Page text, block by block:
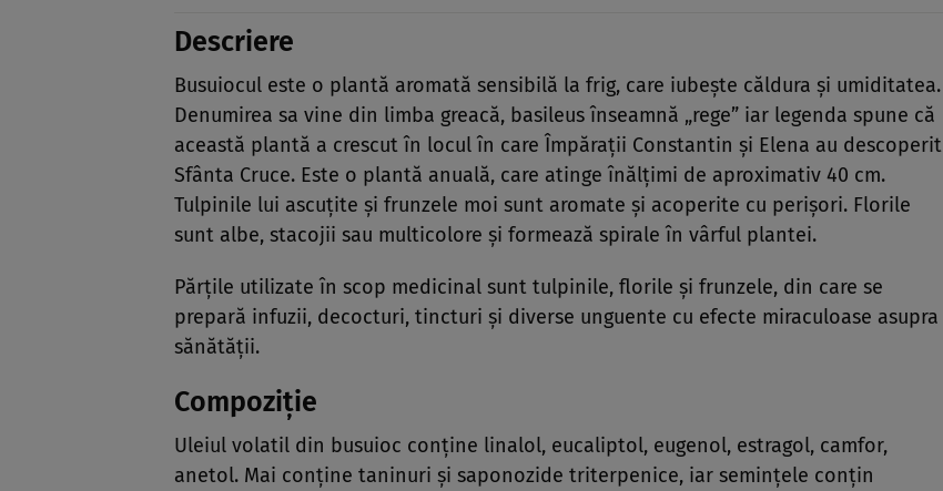
Descriere
Busuiocul este o plantă aromată sensibilă la frig, care iubeşte căldura şi umiditatea.
Denumirea sa vine din limba greacă, basileus înseamnă „rege” iar legenda spune că
această plantă a crescut în locul în care Împăraţii Constantin şi Elena au descoperit
Sfânta Cruce. Este o plantă anuală, care atinge înălţimi de aproximativ 40 cm.
Tulpinile lui ascuţite şi frunzele moi sunt aromate şi acoperite cu perişori. Florile
sunt albe, stacojii sau multicolore şi formează spirale în vârful plantei.
Părţile utilizate în scop medicinal sunt tulpinile, florile şi frunzele, din care se
prepară infuzii, decocturi, tincturi şi diverse unguente cu efecte miraculoase asupra
sănătăţii.
Compoziţie
Uleiul volatil din busuioc conţine linalol, eucaliptol, eugenol, estragol, camfor,
anetol. Mai conţine taninuri şi saponozide triterpenice, iar seminţele conţin